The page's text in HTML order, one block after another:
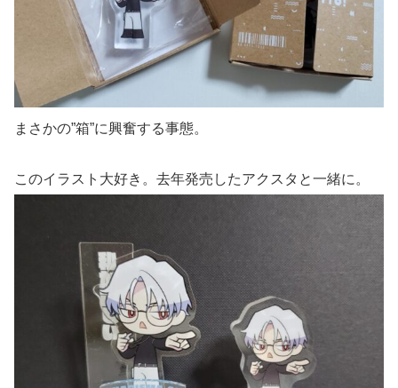
まさかの”箱”に興奮する事態。
このイラスト大好き。去年発売したアクスタと一緒に。